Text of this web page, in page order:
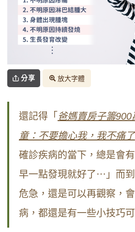
分享 放大字體
還記得「 爸媽賣房子籌
童：不要擔心我，我不痛了
確診疾病的當下，總是會
早一點發現就好了⋯」而
危急，還是可以再觀察，
病，都還是有一些小技巧